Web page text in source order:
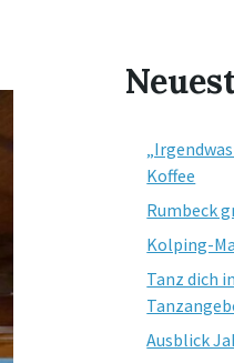
Koffee
Rumbeck
Kolping-
Tanz dich
Ausblick